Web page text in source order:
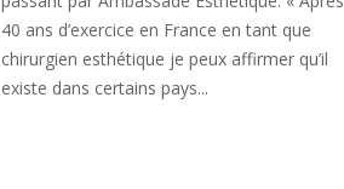
40 ans d’exercice en France en tant que
chirurgien esthétique je peux affirmer qu’il
existe dans certains pays...